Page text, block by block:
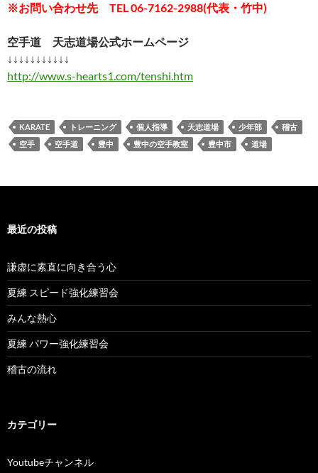
※お問い合わせ先 TEL 06-7162-2988(代表・竹中)
空手道 天志道場公式ホームページ
↓↓↓↓↓↓↓↓↓↓↓
http://www.s-hearts1.com/tenshi.htm
KARATE トレーニング 個人指導 天志道場 少年部
稽古
空手
空手道 豊中 豊中の空手教室 豊中市 道場
最近の投稿
謙虚に素直に向き合う心
夏練 スピード強化練習会
みんな熱心
夏練 パワー強化練習会
稽古の流れ
カテゴリー
Youtubeチャンネル